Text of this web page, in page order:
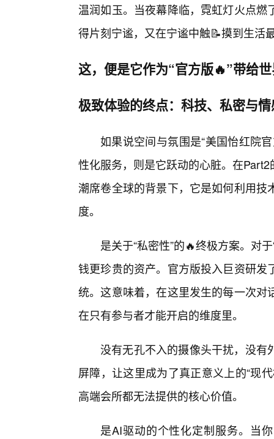
温润如玉。当夜幕降临，霓虹灯火点
得片刻宁谧，又在宁谧中触📝摸到生活
这，便是它作为“官方版🔥”带给
极致体验的终点：科技、私密与
如果说空间与氛围是“美国怡红院
性化服务，则是它跃动的心脏。在
潮席卷全球的背景下，它是如何利用
度。
是关于“私密性”的🔥终极方案。对
钱更珍贵的资产。官方版投入巨资研
统。这意味着，在这里发生的每一次
在只有参与者才能开启的维度里。
没有无孔不入的摄像头干扰，没有
屏障，让这里成为了真正意义上的“现
高端会所都无法提供的核心价值。
是AI驱动的个性化定制服务。当